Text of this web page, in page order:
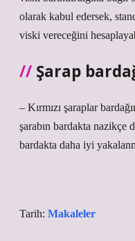
olarak kabul edersek,
viski vereceğini
Şarap
– Kırmızı şaraplar
şarabın bardakta nazikçe
bardakta daha iyi
Tarih: Makaleler